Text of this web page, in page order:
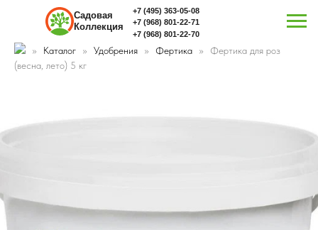
+7 (495) 363-05-08
+7 (968) 801-22-71
Садовая
Коллекция
+7 (968) 801-22-70
Каталог Удобрения Фертика
Фертика для роз
(весна, лето) 5 кг